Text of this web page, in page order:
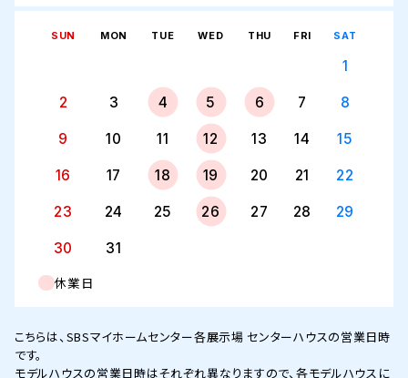
SUN MON TUE WED THU FRI SAT
1
2 3 4 5 6 7 8
9 10 11 12 13 14 15
16 17 18 19 20 21 22
23 24 25 26 27 28 29
30 31
休業日
こちらは、SBSマイホームセンター各展示場 センターハウスの営業日時
です。
モデルハウスの営業日時はそれぞれ異なりますので、各モデルハウスに